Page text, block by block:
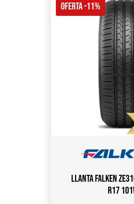
OFERTA -11%
Llanta FALKEN
R17